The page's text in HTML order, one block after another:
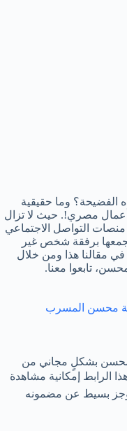
الفضيحة؟ وما حقيقية
أعمال مصري!. حيث لا تزال
التواصل الاجتماعي
برفقة شخص غير
مقالنا هذا ومن خلال
تابعوا معنا.
محسن المسرب
محسن بشكلٍ مجاني من
الرابط إمكانية مشاهدة
بسيط عن مضمونه